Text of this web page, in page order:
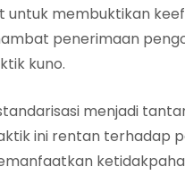
untuk membuktikan
penerimaan
kuno.
menjadi
ini rentan terhadap